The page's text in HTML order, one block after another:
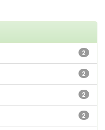
2
2
2
2